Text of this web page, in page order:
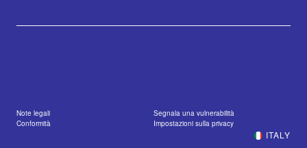
Note legali
Segnala una vulnerabilità
Conformità
Impostazioni sulla privacy
ITALY